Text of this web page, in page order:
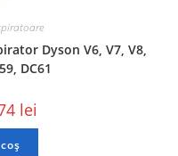
Dyson V6, V7, V8,
DC61
lei